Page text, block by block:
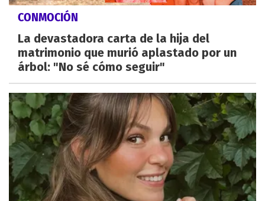
CONMOCIÓN
La devastadora carta de la hija del
matrimonio que murió aplastado por un
árbol: "No sé cómo seguir"